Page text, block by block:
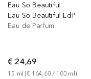
Eau So Beautiful
Eau So Beautiful EdP
Eau de Parfum
€ 24,69
15 ml (€ 164,60 / 100 ml )